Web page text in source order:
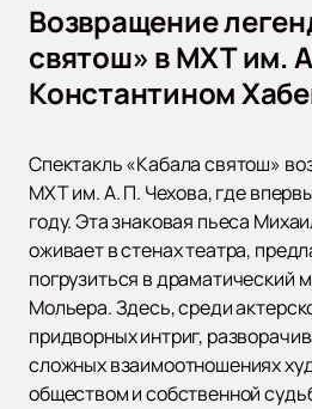
Возвращение
святош» в МХТ им.
Константином
Спектакль «Кабала святош»
МХТ им. А. П. Чехова, где
году. Эта знаковая пьеса
оживает в стенах театра,
погрузиться в драматический
Мольера. Здесь, среди
придворных интриг,
сложных взаимоотношениях
обществом и собственной